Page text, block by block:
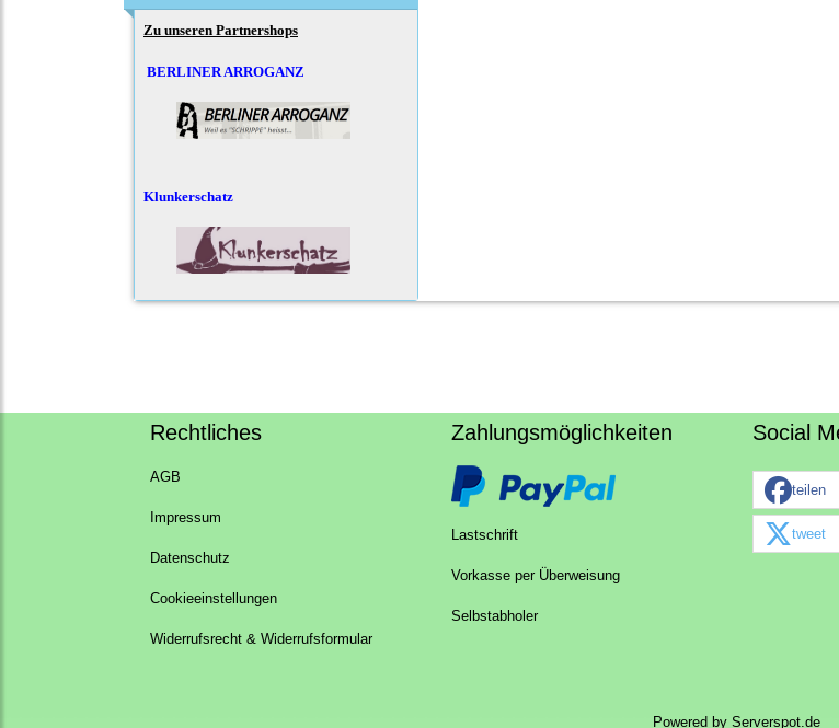
Zu unseren Partnershops
BERLINER ARROGANZ
Klunkerschatz
Rechtliches
AGB
Impressum
Datenschutz
Cookieeinstellungen
Widerrufsrecht & Widerrufsformular
Zahlungsmöglichkeiten
Lastschrift
Vorkasse per Überweisung
Selbstabholer
Social
teilen
tweet
Powered by Serverspot.de